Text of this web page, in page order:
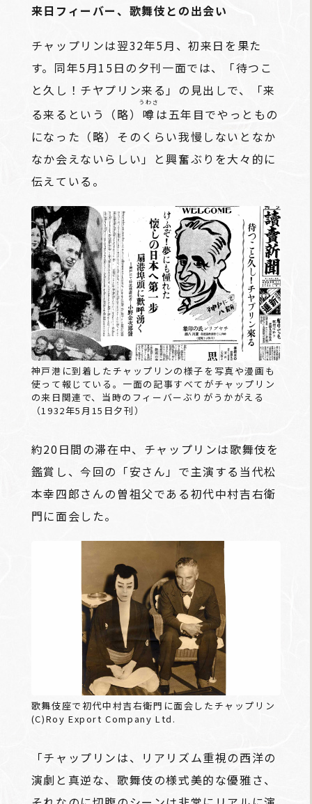
来日フィーバー、歌舞伎との出会い
チャップリンは翌32年5月、初来日を果た
す。同年5月15日の夕刊一面では、「待つこ
と久し！チヤプリン来る」の見出しで、「来
る来るという（略） 噂
うわさ
は五年目でやっともの
になった（略）そのくらい我慢しないとなか
なか会えないらしい」と興奮ぶりを大々的に
伝えている。
神戸港に到着したチャップリンの様子を写真や漫画も
使って報じている。一面の記事すべてがチャップリン
の来日関連で、当時のフィーバーぶりがうかがえる
（1932年5月15日夕刊）
約20日間の滞在中、チャップリンは歌舞伎を
鑑賞し、今回の「安さん」で主演する当代松
本幸四郎さんの曽祖父である初代中村吉右衛
門に面会した。
歌舞伎座で初代中村吉右衛門に面会したチャップリン
(C)Roy Export Company Ltd.
「チャップリンは、リアリズム重視の西洋の
演劇と真逆な、歌舞伎の様式美的な優雅さ、